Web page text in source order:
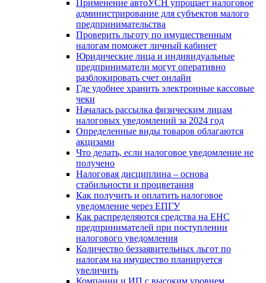
Применение автоУСН упрощает налоговое
администрирование для субъектов малого
предпринимательства
Проверить льготу по имущественным
налогам поможет личный кабинет
Юридические лица и индивидуальные
предприниматели могут оперативно
разблокировать счет онлайн
Где удобнее хранить электронные кассовые
чеки
Началась рассылка физическим лицам
налоговых уведомлений за 2024 год
Определенные виды товаров облагаются
акцизами
Что делать, если налоговое уведомление не
получено
Налоговая дисциплина – основа
стабильности и процветания
Как получить и оплатить налоговое
уведомление через ЕПГУ
Как распределяются средства на ЕНС
предпринимателей при поступлении
налогового уведомления
Количество беззаявительных льгот по
налогам на имущество планируется
увеличить
Компании и ИП с высоким уровнем